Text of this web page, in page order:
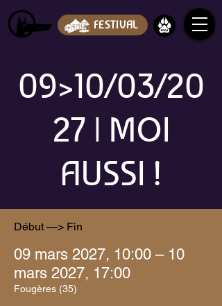
FESTIVAL
09>10/03/20
27 | MOI
AUSSI !
Début —> Fin
09 mars 2027, 10:00 – 10
mars 2027, 17:00
Fougères (35)